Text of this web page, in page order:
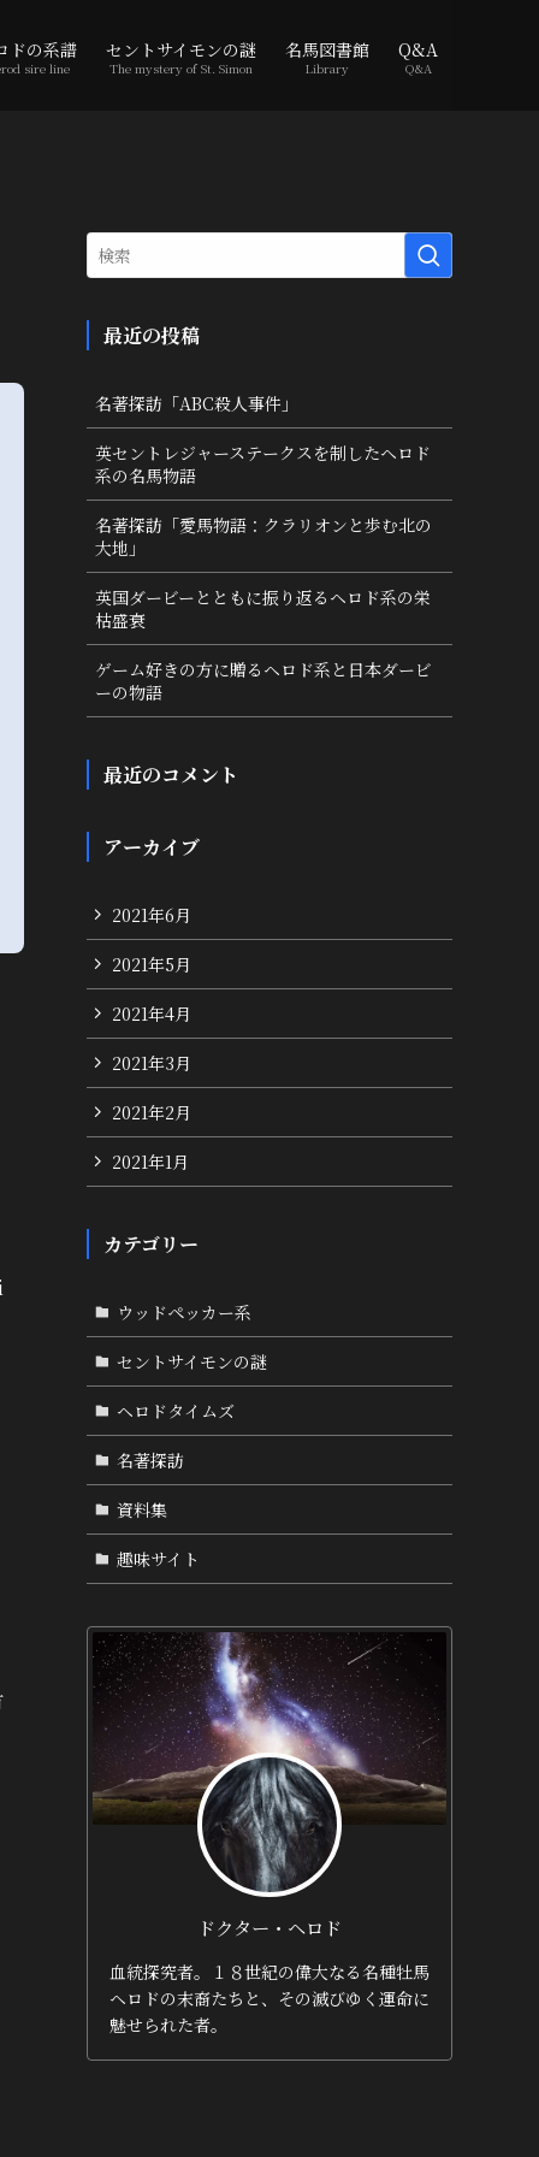
ドの系譜
sire line
セントサイモンの謎
The mystery of St. Simon
名馬図書館
Library
Q&A
Q&A
最近の投稿
名著探訪「ABC殺人事件」
英セントレジャーステークスを制したヘロド
系の名馬物語
名著探訪「愛馬物語：クラリオンと歩む北の
大地」
英国ダービーとともに振り返るヘロド系の栄
枯盛衰
ゲーム好きの方に贈るヘロド系と日本ダービ
ーの物語
最近のコメント
アーカイブ
2021年6月
2021年5月
2021年4月
2021年3月
2021年2月
2021年1月
カテゴリー
ウッドペッカー系
セントサイモンの謎
ヘロドタイムズ
名著探訪
資料集
趣味サイト
ドクター・ヘロド
血統探究者。１８世紀の偉大なる名種牡馬
ヘロドの末裔たちと、その滅びゆく運命に
魅せられた者。